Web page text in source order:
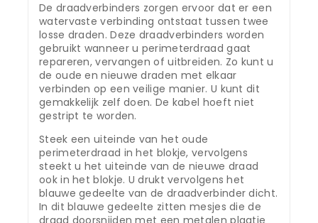
De draadverbinders zorgen ervoor dat er een
watervaste verbinding ontstaat tussen twee
losse draden. Deze draadverbinders worden
gebruikt wanneer u perimeterdraad gaat
repareren, vervangen of uitbreiden. Zo kunt u
de oude en nieuwe draden met elkaar
verbinden op een veilige manier. U kunt dit
gemakkelijk zelf doen. De kabel hoeft niet
gestript te worden.
Steek een uiteinde van het oude
perimeterdraad in het blokje, vervolgens
steekt u het uiteinde van de nieuwe draad
ook in het blokje. U drukt vervolgens het
blauwe gedeelte van de draadverbinder dicht.
In dit blauwe gedeelte zitten mesjes die de